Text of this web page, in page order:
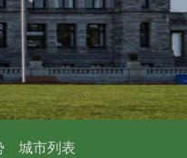
城市列表